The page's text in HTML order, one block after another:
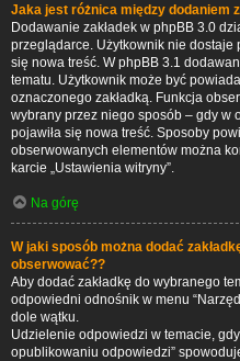
Jaka jest różnica między dodaniem
Dodawanie zakładek w phpBB 3.0
przeglądarce. Użytkownik nie
się nowa treść. W phpBB 3.1
tematu. Użytkownik może być
oznaczonego zakładką. Funkcja
wybrany przez niego sposób – gdy w
pojawiła się nowa treść. Sposoby
obserwowanych elementów można
karcie „Ustawienia witryny”.
Na górę
W jaki sposób można dodać
obserwować??
Aby dodać zakładkę do wybranego
odpowiedni odnośnik w menu
dole wątku.
Udzielenie odpowiedzi w temacie,
opublikowaniu odpowiedzi”